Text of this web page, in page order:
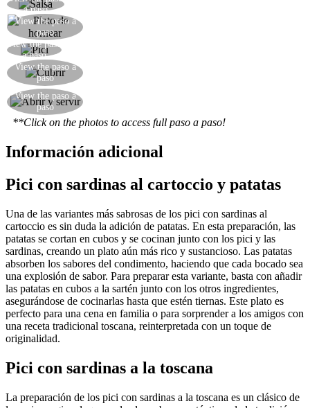
a paso
View the paso a
paso
View the paso
a paso
View the paso a
paso
View the paso a
paso
**Click on the photos to access full paso a paso!
Información adicional
Pici con sardinas al cartoccio y patatas
Una de las variantes más sabrosas de los pici con sardinas al
cartoccio es sin duda la adición de patatas. En esta preparación, las
patatas se cortan en cubos y se cocinan junto con los pici y las
sardinas, creando un plato aún más rico y sustancioso. Las patatas
absorben los sabores del condimento, haciendo que cada bocado sea
una explosión de sabor. Para preparar esta variante, basta con añadir
las patatas en cubos a la sartén junto con los otros ingredientes,
asegurándose de cocinarlas hasta que estén tiernas. Este plato es
perfecto para una cena en familia o para sorprender a los amigos con
una receta tradicional toscana, reinterpretada con un toque de
originalidad.
Pici con sardinas a la toscana
La preparación de los pici con sardinas a la toscana es un clásico de